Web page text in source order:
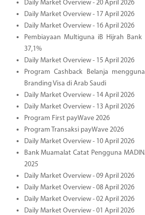
Daily Market Overview - 20 April 2026
Daily Market Overview - 17 April 2026
Daily Market Overview - 16 April 2026
Pembiayaan Multiguna iB Hijrah
37,1%
Daily Market Overview - 15 April 2026
Program Cashback Belanja
Branding Visa di Arab Saudi
Daily Market Overview - 14 April 2026
Daily Market Overview - 13 April 2026
Program First payWave 2026
Program Transaksi payWave 2026
Daily Market Overview - 10 April 2026
Bank Muamalat Catat Pengguna
2025
Daily Market Overview - 09 April 2026
Daily Market Overview - 08 April 2026
Daily Market Overview - 02 April 2026
Daily Market Overview - 01 April 2026